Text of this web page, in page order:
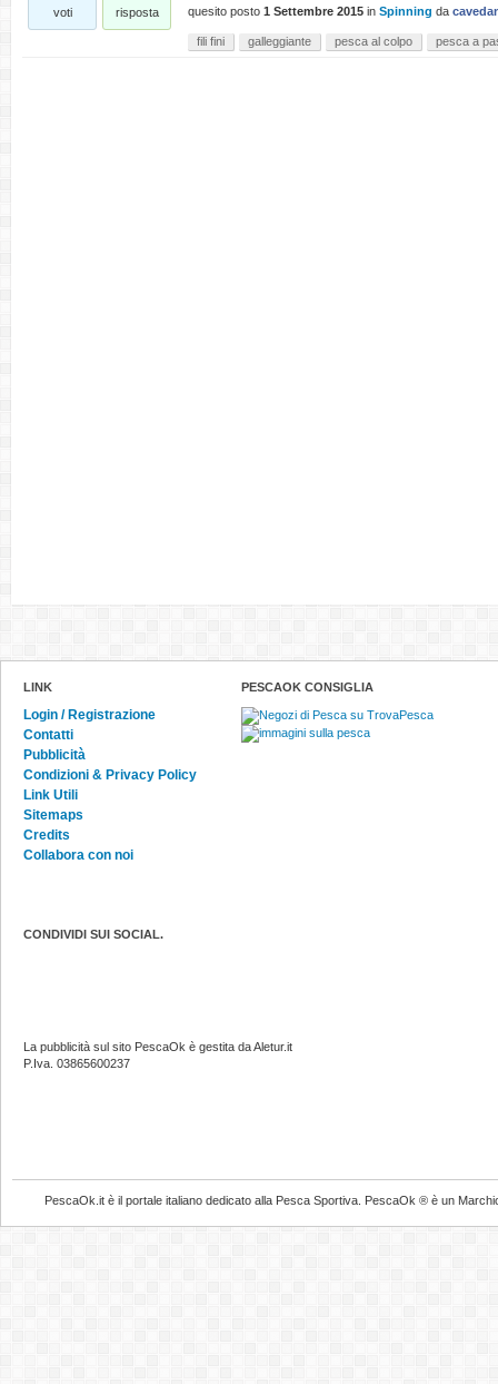
voti risposta quesito posto 1 Settembre 2015 in Spinning da
fili fini galleggiante pesca al colpo pesca a
LINK
Login / Registrazione
Contatti
Pubblicità
Condizioni & Privacy Policy
Link Utili
Sitemaps
Credits
Collabora con noi
PESCAOK CONSIGLIA
CONDIVIDI SUI SOCIAL.
La pubblicità sul sito PescaOk è gestita da Aletur.it
P.Iva. 03865600237
PescaOk.it è il portale italiano dedicato alla Pesca Sportiva. PescaOk ® è un